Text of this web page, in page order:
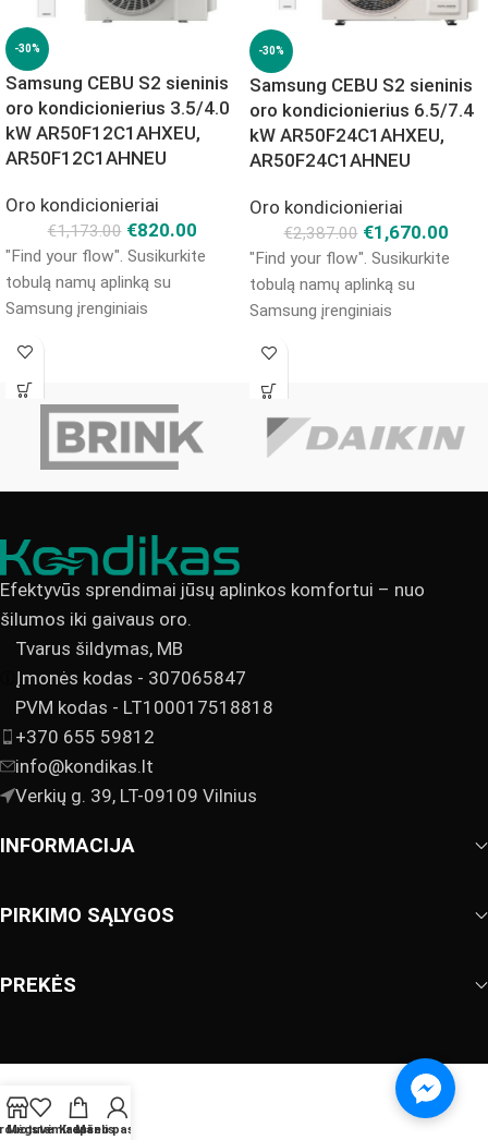
-30%
Samsung CEBU S2 sieninis
oro kondicionierius 3.5/4.0
kW AR50F12C1AHXEU,
AR50F12C1AHNEU
Oro kondicionieriai
€1,173.00 €820.00
"Find your flow". Susikurkite
tobulą namų aplinką su
Samsung įrenginiais
-30%
Samsung CEBU S2 sieninis
oro kondicionierius 6.5/7.4
kW AR50F24C1AHXEU,
AR50F24C1AHNEU
Oro kondicionieriai
€2,387.00 €1,670.00
"Find your flow". Susikurkite
tobulą namų aplinką su
Samsung įrenginiais
Efektyvūs sprendimai jūsų aplinkos komfortui – nuo
šilumos iki gaivaus oro.
Tvarus šildymas, MB
Įmonės kodas - 307065847
PVM kodas - LT100017518818
+370 655 59812
info@kondikas.lt
Verkių g. 39, LT-09109 Vilnius
INFORMACIJA
PIRKIMO SĄLYGOS
PREKĖS
Mėgstamiausi
Krepšelis
Mano paskyra